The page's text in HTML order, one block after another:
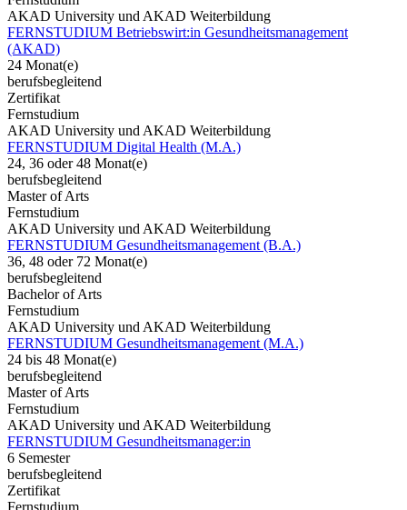
AKAD University und AKAD Weiterbildung
FERNSTUDIUM Betriebswirt:in Gesundheitsmanagement
(AKAD)
24 Monat(e)
berufsbegleitend
Zertifikat
Fernstudium
AKAD University und AKAD Weiterbildung
FERNSTUDIUM Digital Health (M.A.)
24, 36 oder 48 Monat(e)
berufsbegleitend
Master of Arts
Fernstudium
AKAD University und AKAD Weiterbildung
FERNSTUDIUM Gesundheitsmanagement (B.A.)
36, 48 oder 72 Monat(e)
berufsbegleitend
Bachelor of Arts
Fernstudium
AKAD University und AKAD Weiterbildung
FERNSTUDIUM Gesundheitsmanagement (M.A.)
24 bis 48 Monat(e)
berufsbegleitend
Master of Arts
Fernstudium
AKAD University und AKAD Weiterbildung
FERNSTUDIUM Gesundheitsmanager:in
6 Semester
berufsbegleitend
Zertifikat